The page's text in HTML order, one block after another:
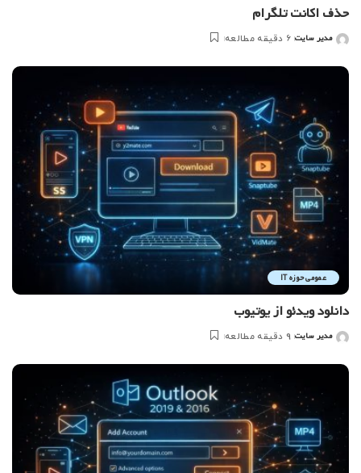
حذف اکانت تلگرام
ارسال
توسط
مدیر سایت 6 دقیقه مطالعه
عمومی حوزه IT
دانلود ویدئو از یوتیوب
ارسال
توسط
مدیر سایت 9 دقیقه مطالعه